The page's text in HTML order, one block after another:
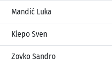
Mandić Luka
Klepo Sven
Zovko Sandro